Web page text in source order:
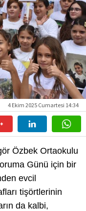
4 Ekim 2025 Cumartesi 14:34
Özbek Ortaokulu
Günü için bir
evcil
tişörtlerinin
da kalbi,